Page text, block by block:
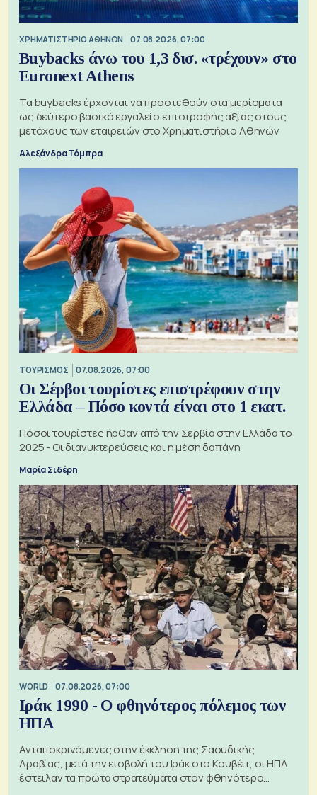
XΡΗΜΑΤΙΣΤΗΡΙΟ ΑΘΗΝΩΝ 07.08.2026, 07:00
Buybacks άνω του 1,3 δισ. «τρέχουν» στο
Euronext Athens
Τα buybacks έρχονται να προστεθούν στα μερίσματα
ως δεύτερο βασικό εργαλείο επιστροφής αξίας στους
μετόχους των εταιρειών στο Χρηματιστήριο Αθηνών
Αλεξάνδρα Τόμπρα
ΤΟΥΡΙΣΜΟΣ 07.08.2026, 07:00
Οι Σέρβοι τουρίστες επιστρέφουν στην
Ελλάδα – Πόσο κοντά είναι στο 1 εκατ.
Πόσοι τουρίστες ήρθαν από την Σερβία στην Ελλάδα το
2025 - Οι διανυκτερεύσεις και η μέση δαπάνη
Μαρία Σιδέρη
WORLD 07.08.2026, 07:00
Ιράκ 1990 - Ο φθηνότερος πόλεμος των
ΗΠΑ
Ανταποκρινόμενες στην έκκληση της Σαουδικής
Αραβίας, μετά την εισβολή του Ιράκ στο Κουβέιτ, οι ΗΠΑ
έστειλαν τα πρώτα στρατεύματα στον φθηνότερο